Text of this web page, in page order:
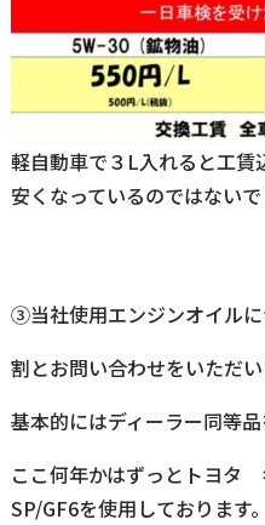
軽自動車で３L入れると工
安くなっているのではないで
③当社使用エンジンオイル
割とお問い合わせをいただい
基本的にはディーラー同等品
ここ何年かはずっとトヨタ
SP/GF6を使用しております。